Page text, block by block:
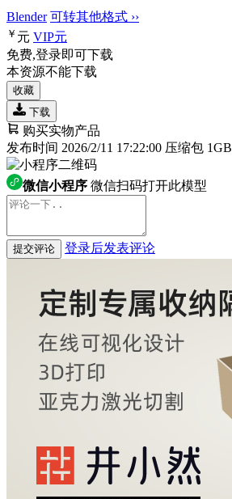
Blender 可转其他格式 ››
￥ 元 VIP元
免费,登录即可下载
本资源不能下载
收藏
下载
购买实物产品
发布时间 2026/2/11 17:22:00 压缩包 1GB
微信小程序 微信扫码打开此模型
提交评论 登录后发表评论